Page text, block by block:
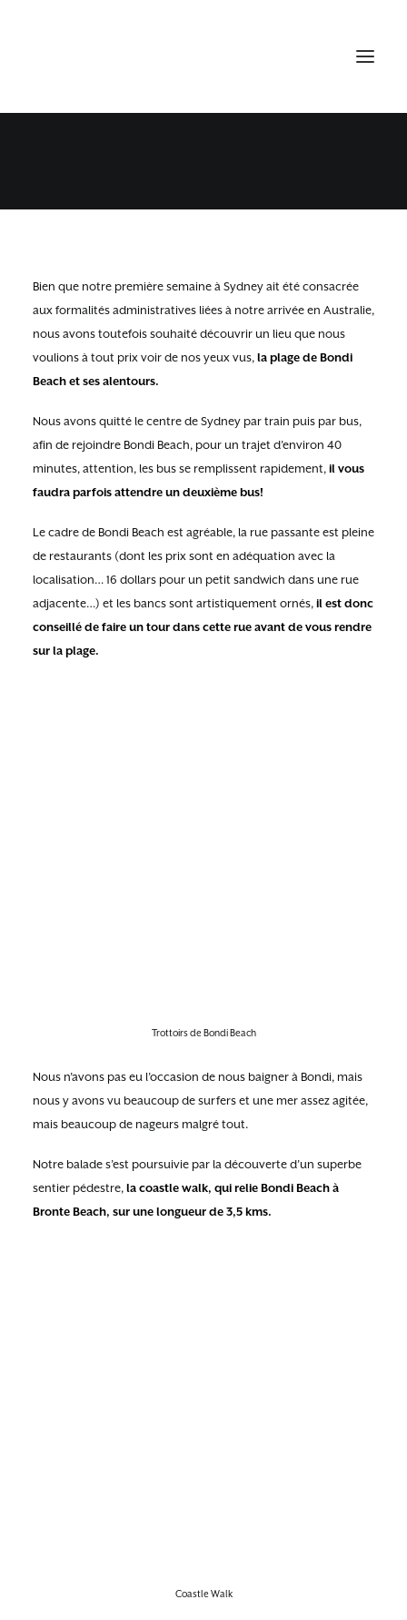
Bien que notre première semaine à Sydney ait été consacrée
aux formalités administratives liées à notre arrivée en Australie,
nous avons toutefois souhaité découvrir un lieu que nous
voulions à tout prix voir de nos yeux vus, la plage de Bondi
Beach et ses alentours.
Nous avons quitté le centre de Sydney par train puis par bus,
afin de rejoindre Bondi Beach, pour un trajet d’environ 40
minutes, attention, les bus se remplissent rapidement, il vous
faudra parfois attendre un deuxième bus!
Le cadre de Bondi Beach est agréable, la rue passante est pleine
de restaurants (dont les prix sont en adéquation avec la
localisation… 16 dollars pour un petit sandwich dans une rue
adjacente…) et les bancs sont artistiquement ornés, il est donc
conseillé de faire un tour dans cette rue avant de vous rendre
sur la plage.
Trottoirs de Bondi Beach
Nous n’avons pas eu l’occasion de nous baigner à Bondi, mais
nous y avons vu beaucoup de surfers et une mer assez agitée,
mais beaucoup de nageurs malgré tout.
Notre balade s’est poursuivie par la découverte d’un superbe
sentier pédestre, la coastle walk, qui relie Bondi Beach à
Bronte Beach, sur une longueur de 3,5 kms.
Coastle Walk